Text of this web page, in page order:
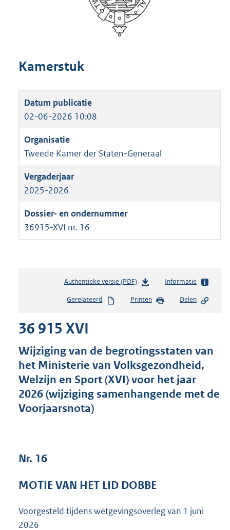
Kamerstuk
02-06-2026 10:08
Tweede Kamer der Staten-Generaal
2025-2026
36915-XVI nr. 16
Authentieke versie (PDF)b
s
d
s
g
r
o
b
Informatie
Gerelateerd Printen Delen
36 915 XVI
Wijziging van de begrotingsstaten van
het Ministerie van Volksgezondheid,
Welzijn en Sport (XVI) voor het jaar
2026 (wijziging samenhangende met de
Voorjaarsnota)
Nr. 16
MOTIE VAN HET LID DOBBE
Voorgesteld tijdens wetgevingsoverleg van 1 juni
2026